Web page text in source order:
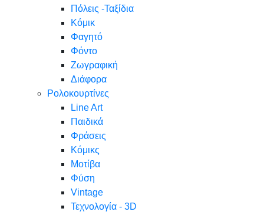
Πόλεις -Ταξίδια
Κόμικ
Φαγητό
Φόντο
Ζωγραφική
Διάφορα
Ρολοκουρτίνες
Line Art
Παιδικά
Φράσεις
Κόμικς
Μοτίβα
Φύση
Vintage
Τεχνολογία - 3D